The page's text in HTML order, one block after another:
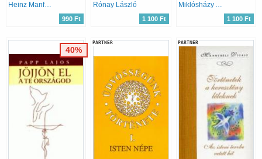
Heinz Manfred Schulz
990 Ft
Rónay László
1 100 Ft
Miklósházy Attila
1 100 Ft
40%
PARTNER PARTNER